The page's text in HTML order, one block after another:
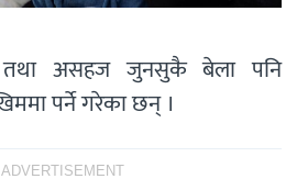
असहज जुनसुकै बेला पनि
पर्ने गरेका छन् ।
ADVERTISEMENT